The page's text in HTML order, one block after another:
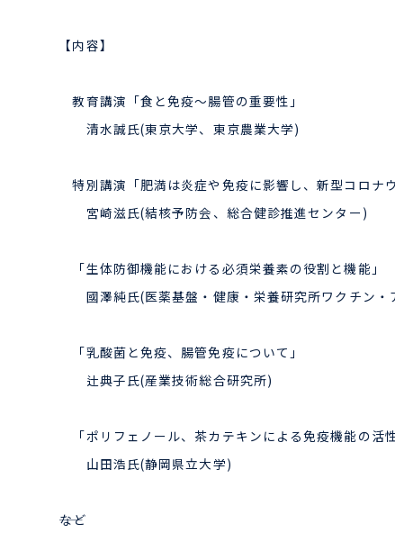
【内容】
教育講演「食と免疫～腸管の重要性」
清水誠氏(東京大学、東京農業大学)
特別講演「肥満は炎症や免疫に影響し、新型コロナ
宮崎滋氏(結核予防会、総合健診推進センター)
「生体防御機能における必須栄養素の役割と機能」
國澤純氏(医薬基盤・健康・栄養研究所ワクチン・
「乳酸菌と免疫、腸管免疫について」
辻典子氏(産業技術総合研究所)
「ポリフェノール、茶カテキンによる免疫機能の活
山田浩氏(静岡県立大学)
――など